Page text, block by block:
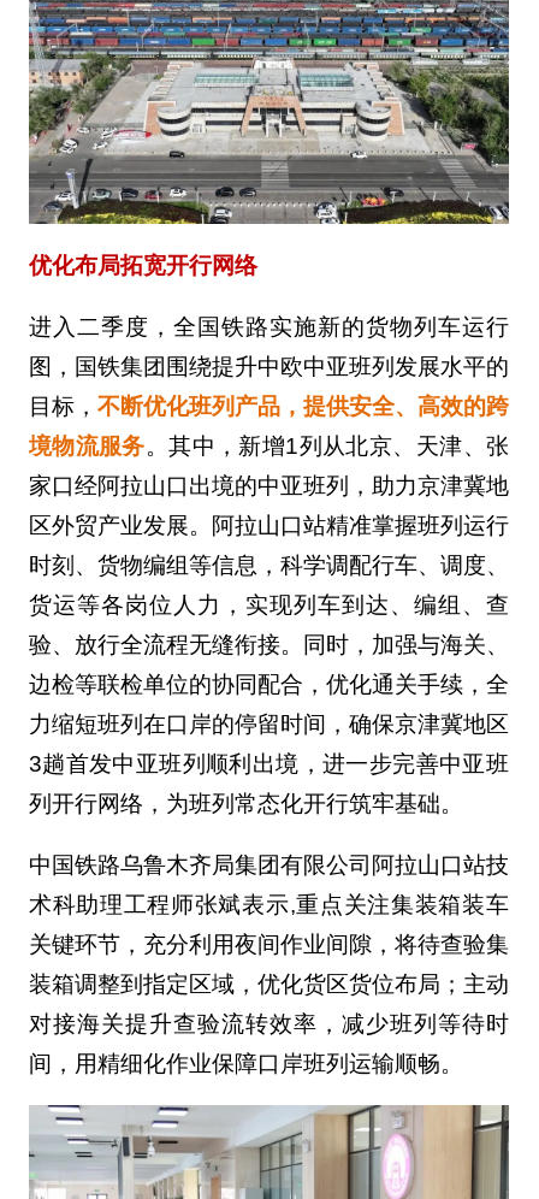
优化布局拓宽开行网络
进入二季度，全国铁路实施新的货物列车运行
图，国铁集团围绕提升中欧中亚班列发展水平的
目标， 不断优化班列产品，提供安全、高效的跨
境物流服务。其中，新增1列从北京、天津、张
家口经阿拉山口出境的中亚班列，助力京津冀地
区外贸产业发展。阿拉山口站精准掌握班列运行
时刻、货物编组等信息，科学调配行车、调度、
货运等各岗位人力，实现列车到达、编组、查
验、放行全流程无缝衔接。同时，加强与海关、
边检等联检单位的协同配合，优化通关手续，全
力缩短班列在口岸的停留时间，确保京津冀地区
3趟首发中亚班列顺利出境，进一步完善中亚班
列开行网络，为班列常态化开行筑牢基础。
中国铁路乌鲁木齐局集团有限公司阿拉山口站技
术科助理工程师张斌表示,重点关注集装箱装车
关键环节，充分利用夜间作业间隙，将待查验集
装箱调整到指定区域，优化货区货位布局；主动
对接海关提升查验流转效率，减少班列等待时
间，用精细化作业保障口岸班列运输顺畅。